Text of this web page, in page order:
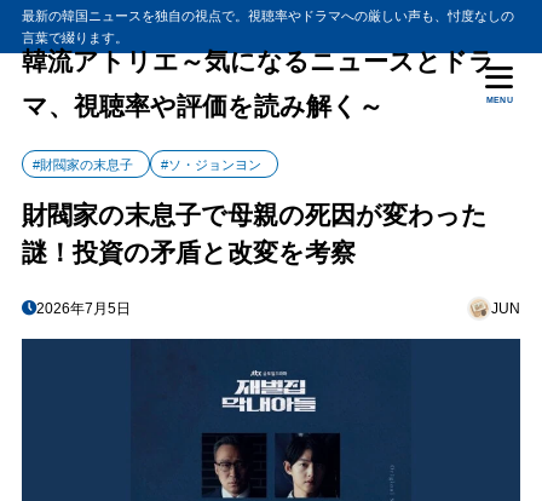
最新の韓国ニュースを独自の視点で。視聴率やドラマへの厳しい声も、忖度なしの
言葉で綴ります。
韓流アトリエ～気になるニュースとドラ
マ、視聴率や評価を読み解く～
MENU
#財閥家の末息子 #ソ・ジョンヨン
財閥家の末息子で母親の死因が変わった
謎！投資の矛盾と改変を考察
2026年7月5日 JUN